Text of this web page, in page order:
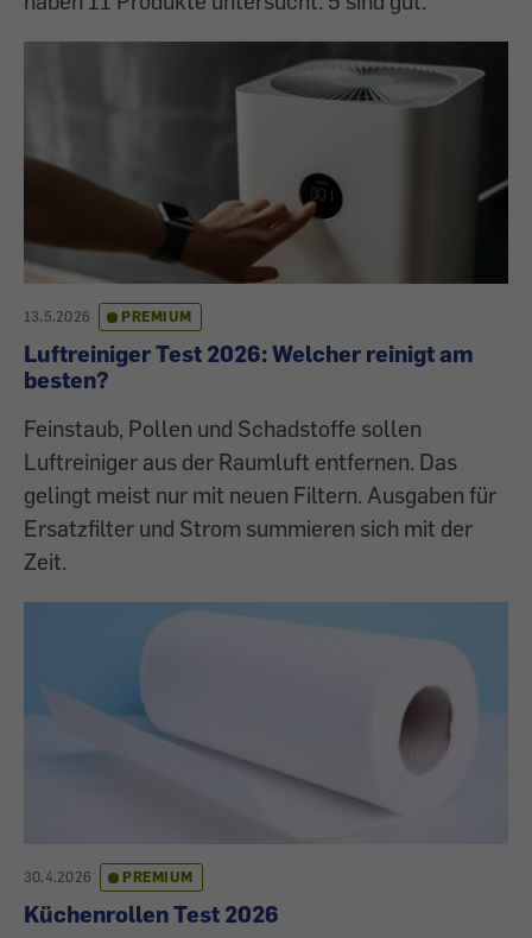
13.5.2026 PREMIUM
Luftreiniger Test 2026: Welcher reinigt am
besten?
Feinstaub, Pollen und Schadstoffe sollen
Luftreiniger aus der Raumluft entfernen. Das
gelingt meist nur mit neuen Filtern. Ausgaben für
Ersatzfilter und Strom summieren sich mit der
Zeit.
30.4.2026 PREMIUM
Küchenrollen Test 2026